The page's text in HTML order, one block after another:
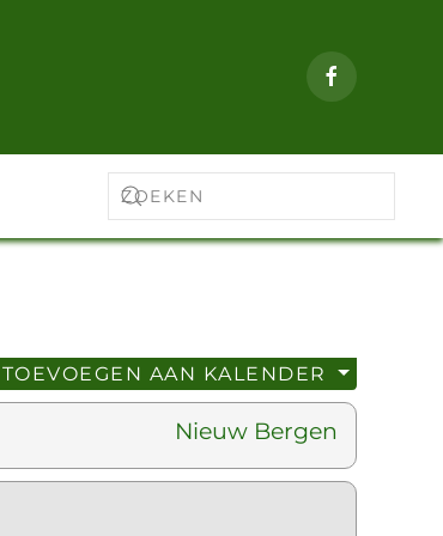
TOEVOEGEN AAN KALENDER
Nieuw Bergen